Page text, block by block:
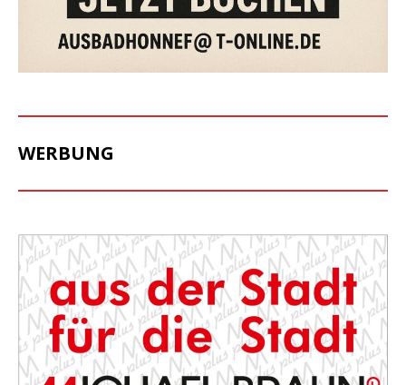
WERBUNG